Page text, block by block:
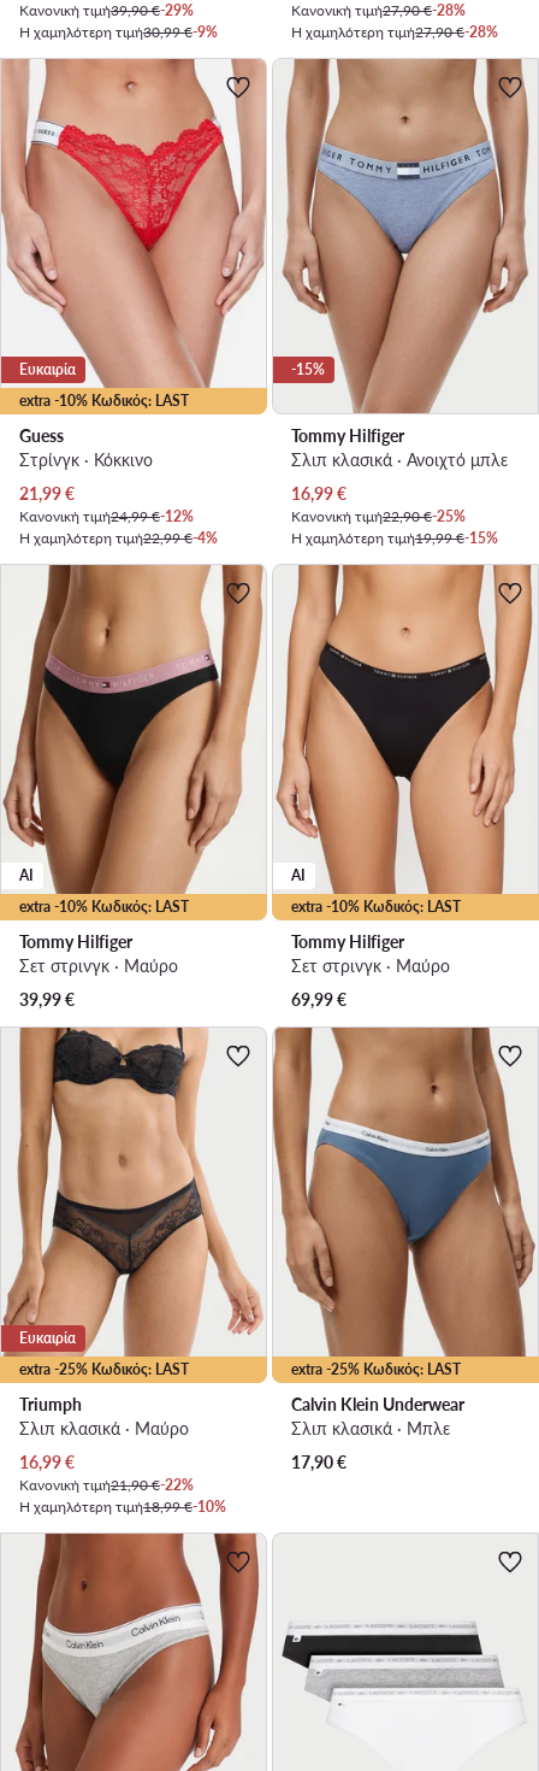
Κανονική τιμή39,90 €-29%
Η χαμηλότερη τιμή30,99 €-9%
Κανονική τιμή27,90 €-28%
Η χαμηλότερη τιμή27,90 €-28%
extra -10% Κωδικός: LAST
Ευκαιρία
Guess
Στρίνγκ · Κόκκινο
Τρέχουσα τιμή
21,99€
Κανονική τιμή24,99 €-12%
Η χαμηλότερη τιμή22,99 €-4%
-15%
Tommy Hilfiger
Σλιπ κλασικά · Ανοιχτό μπλε
Τρέχουσα τιμή
16,99€
Κανονική τιμή22,90 €-25%
Η χαμηλότερη τιμή19,99 €-15%
extra -10% Κωδικός: LAST
AI
Tommy Hilfiger
Σετ στρινγκ · Μαύρο
39,99€
extra -10% Κωδικός: LAST
AI
Tommy Hilfiger
Σετ στρινγκ · Μαύρο
69,99€
extra -25% Κωδικός: LAST
Ευκαιρία
Triumph
Σλιπ κλασικά · Μαύρο
Τρέχουσα τιμή
16,99€
Κανονική τιμή21,90 €-22%
Η χαμηλότερη τιμή18,99 €-10%
extra -25% Κωδικός: LAST
Calvin Klein Underwear
Σλιπ κλασικά · Μπλε
17,90€